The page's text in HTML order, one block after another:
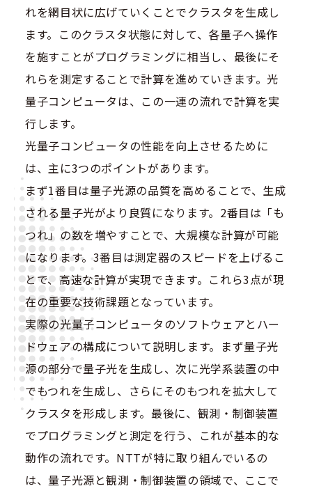
れを網目状に広げていくことでクラスタを生成し
ます。このクラスタ状態に対して、各量子へ操作
を施すことがプログラミングに相当し、最後にそ
れらを測定することで計算を進めていきます。光
量子コンピュータは、この一連の流れで計算を実
行します。
光量子コンピュータの性能を向上させるために
は、主に3つのポイントがあります。
まず1番目は量子光源の品質を高めることで、生成
される量子光がより良質になります。2番目は「も
つれ」の数を増やすことで、大規模な計算が可能
になります。3番目は測定器のスピードを上げるこ
とで、高速な計算が実現できます。これら3点が現
在の重要な技術課題となっています。
実際の光量子コンピュータのソフトウェアとハー
ドウェアの構成について説明します。まず量子光
源の部分で量子光を生成し、次に光学系装置の中
でもつれを生成し、さらにそのもつれを拡大して
クラスタを形成します。最後に、観測・制御装置
でプログラミングと測定を行う、これが基本的な
動作の流れです。NTTが特に取り組んでいるの
は、量子光源と観測・制御装置の領域で、ここで